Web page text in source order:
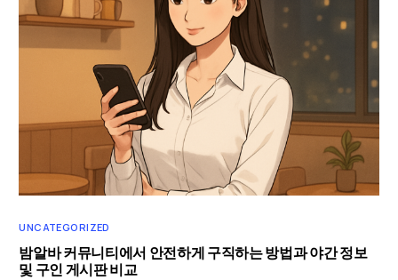
UNCATEGORIZED
밤알바 커뮤니티에서 안전하게 구직하는 방법과 야간 정보
및 구인 게시판 비교